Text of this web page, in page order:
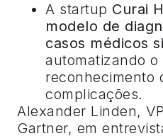
A startup Curai
modelo de
casos médicos
automatizando o
reconhecimento
complicações.
Alexander Linden,
Gartner, em